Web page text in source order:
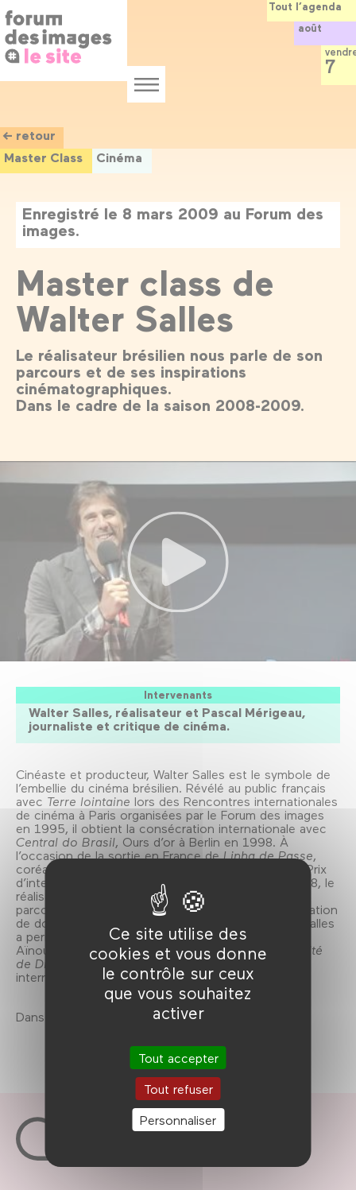
Ce site utilise des
cookies et vous donne
le contrôle sur ceux
que vous souhaitez
activer
Tout accepter
Tout refuser
Personnaliser
au
contenu
principal
Menu
← retour
Master Class
Cinéma
Enregistré le 8 mars 2009 au Forum des
images.
Master class de
Walter Salles
Le réalisateur brésilien nous parle de son
parcours et de ses inspirations
cinématographiques.
Dans le cadre de la saison 2008-2009.
Intervenants
Walter Salles, réalisateur et Pascal Mérigeau,
journaliste et critique de cinéma.
Cinéaste et producteur, Walter Salles est le symbole de
l’embellie du cinéma brésilien. Révélé au public français
avec Terre lointaine lors des Rencontres internationales
de cinéma à Paris organisées par le Forum des images
en 1995, il obtient la consécration internationale avec
Central do Brasil, Ours d’or à Berlin en 1998. À
l’occasion de la sortie en France deLinha de Passe,
coréalisé avec Daniela Thomas et couronné par le Prix
d’interprétation féminine au Festival de Cannes 2008, le
réalisateur de
Carnets de voyage
parcours, illustré dans un premier temps par la réalisation
de documentaires. En tant que producteur, Walter Salles
a permis l’émergence des cinéastes brésiliens Karim
Aïnouz (
Madame Sata) et Fernando Meirelles (
La Cité
de Dieu
) dont la renommée est aujourd’hui
internationale.
Dans le cadre de la saison 2008-2009.
Tout l’agenda
août
7